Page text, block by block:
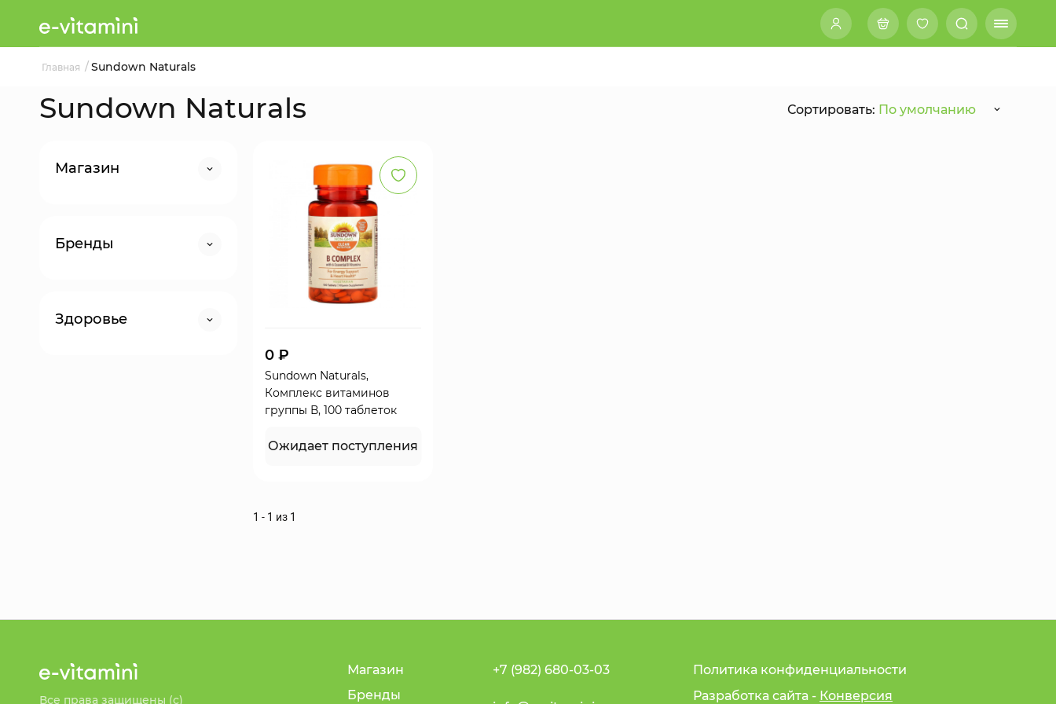
Главная /Sundown Naturals
Sundown Naturals
Магазин
Бренды
Здоровье
Сортировать: По умолчанию
0 ₽
Sundown Naturals,
Комплекс витаминов
группы В, 100 таблеток
Ожидает поступления
1 - 1 из 1
Все права защищены (с)
Магазин
Бренды
+7 (982) 680-03-03
Политика конфиденциальности
Разработка сайта - Конверсия